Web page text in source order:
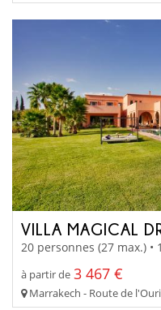
VILLA MAGICAL
20 personnes (27 max.) •
à partir de 3 467 €
Marrakech - Route de